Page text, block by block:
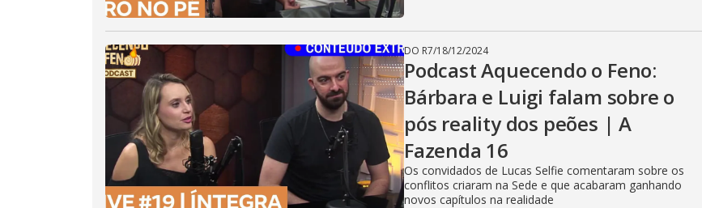
DO R7/18/12/2024
Podcast Aquecendo o Feno:
Bárbara e Luigi falam sobre o
pós reality dos peões | A
Fazenda 16
Os convidados de Lucas Selfie comentaram sobre os
conflitos criaram na Sede e que acabaram ganhando
novos capítulos na realidade